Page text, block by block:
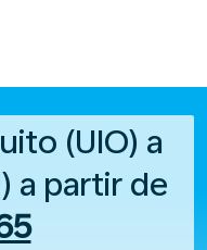
(UIO) a
a partir de